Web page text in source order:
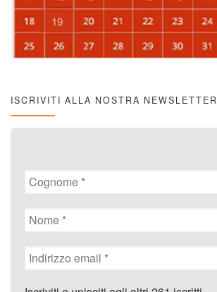
ISCRIVITI ALLA NOSTRA NEWSLETTER